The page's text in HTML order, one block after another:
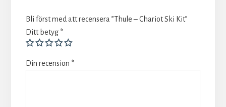
Bli först med att recensera ”Thule – Chariot Ski Kit”
Ditt betyg *
Din recension *